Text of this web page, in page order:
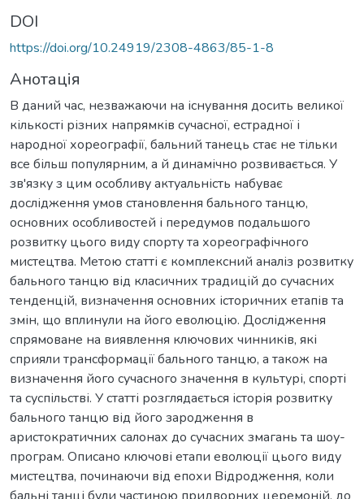
DOI
https://doi.org/10.24919/2308-4863/85-1-8
Анотація
В даний час, незважаючи на існування досить великої
кількості різних напрямків сучасної, естрадної і
народної хореографії, бальний танець стає не тільки
все більш популярним, а й динамічно розвивається. У
зв'язку з цим особливу актуальність набуває
дослідження умов становлення бального танцю,
основних особливостей і передумов подальшого
розвитку цього виду спорту та хореографічного
мистецтва. Метою статті є комплексний аналіз розвитку
бального танцю від класичних традицій до сучасних
тенденцій, визначення основних історичних етапів та
змін, що вплинули на його еволюцію. Дослідження
спрямоване на виявлення ключових чинників, які
сприяли трансформації бального танцю, а також на
визначення його сучасного значення в культурі, спорті
та суспільстві. У статті розглядається історія розвитку
бального танцю від його зародження в
аристократичних салонах до сучасних змагань та шоу-
програм. Описано ключові етапи еволюції цього виду
мистецтва, починаючи від епохи Відродження, коли